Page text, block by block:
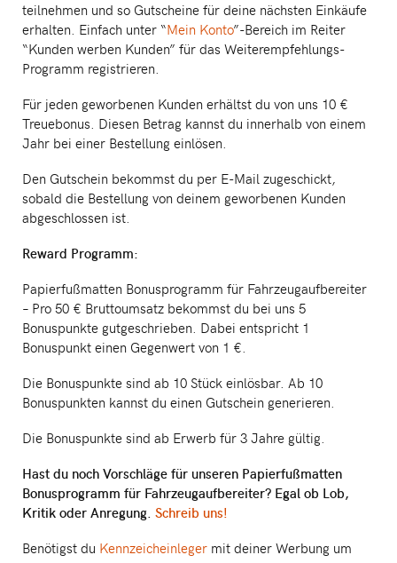
teilnehmen und so Gutscheine für deine nächsten Einkäufe
erhalten. Einfach unter “Mein Konto”-Bereich im Reiter
“Kunden werben Kunden” für das Weiterempfehlungs-
Programm registrieren.
Für jeden geworbenen Kunden erhältst du von uns 10 €
Treuebonus. Diesen Betrag kannst du innerhalb von einem
Jahr bei einer Bestellung einlösen.
Den Gutschein bekommst du per E-Mail zugeschickt,
sobald die Bestellung von deinem geworbenen Kunden
abgeschlossen ist.
Reward Programm:
Papierfußmatten Bonusprogramm für Fahrzeugaufbereiter
– Pro 50 € Bruttoumsatz bekommst du bei uns 5
Bonuspunkte gutgeschrieben. Dabei entspricht 1
Bonuspunkt einen Gegenwert von 1 €.
Die Bonuspunkte sind ab 10 Stück einlösbar. Ab 10
Bonuspunkten kannst du einen Gutschein generieren.
Die Bonuspunkte sind ab Erwerb für 3 Jahre gültig.
Hast du noch Vorschläge für unseren Papierfußmatten
Bonusprogramm für Fahrzeugaufbereiter? Egal ob Lob,
Kritik oder Anregung. Schreib uns!
Benötigst du Kennzeicheinleger mit deiner Werbung um